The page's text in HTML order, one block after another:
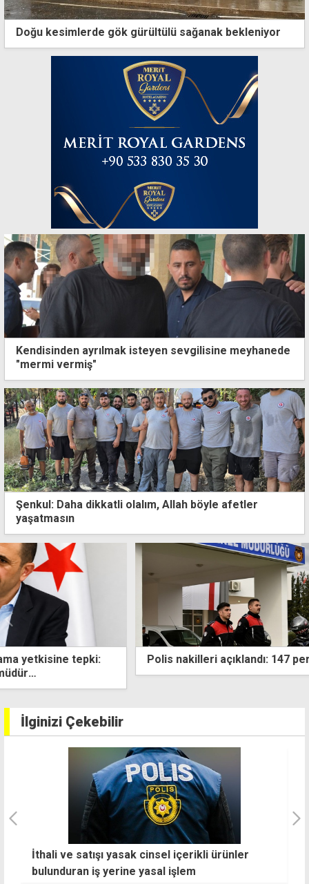
Doğu kesimlerde gök gürültülü sağanak bekleniyor
Kendisinden ayrılmak isteyen sevgilisine meyhanede
"mermi vermiş"
Şenkul: Daha dikkatli olalım, Allah böyle afetler
yaşatmasın
Polis nakilleri açıklandı: 147 personelin yeri değişti
İlginizi Çekebilir
İthali ve satışı yasak cinsel içerikli ürünler
bulunduran iş yerine yasal işlem